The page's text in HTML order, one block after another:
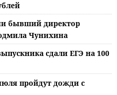
бывший директор
Чунихина
сдали ЕГЭ на 100
пройдут дожди с